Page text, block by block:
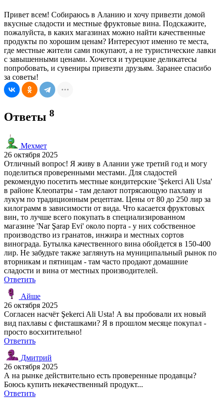
Привет всем! Собираюсь в Аланию и хочу привезти домой
вкусные сладости и местные фруктовые вина. Подскажите,
пожалуйста, в каких магазинах можно найти качественные
продукты по хорошим ценам? Интересуют именно те места,
где местные жители сами покупают, а не туристические лавки
с завышенными ценами. Хочется и турецкие деликатесы
попробовать, и сувениры привезти друзьям. Заранее спасибо
за советы!
Ответы 8
Мехмет
26 октября 2025
Отличный вопрос! Я живу в Алании уже третий год и могу
поделиться проверенными местами. Для сладостей
рекомендую посетить местные кондитерские 'Şekerci Ali Usta'
в районе Клеопатры - там делают потрясающую пахлаву и
лукум по традиционным рецептам. Цены от 80 до 250 лир за
килограмм в зависимости от вида. Что касается фруктовых
вин, то лучше всего покупать в специализированном
магазине 'Nar Şarap Evi' около порта - у них собственное
производство из гранатов, инжира и местных сортов
винограда. Бутылка качественного вина обойдется в 150-400
лир. Не забудьте также заглянуть на муниципальный рынок по
вторникам и пятницам - там часто продают домашние
сладости и вина от местных производителей.
Ответить
Айше
26 октября 2025
Согласен насчёт Şekerci Ali Usta! А вы пробовали их новый
вид пахлавы с фисташками? Я в прошлом месяце покупал -
просто восхитительно!
Ответить
Дмитрий
26 октября 2025
А на рынке действительно есть проверенные продавцы?
Боюсь купить некачественный продукт...
Ответить